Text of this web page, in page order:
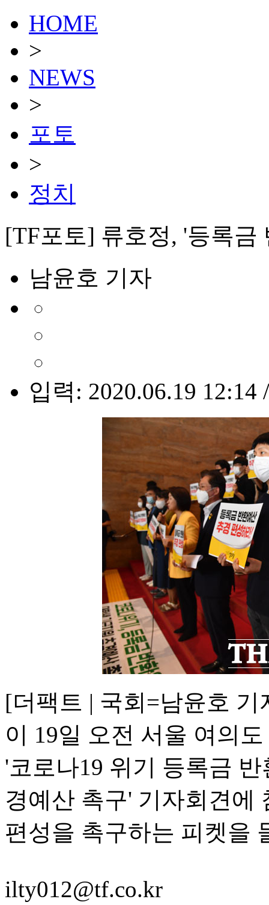
HOME
>
NEWS
>
포토
>
정치
[TF포토] 류호정, '등록금
남윤호 기자
입력: 2020.06.19 12:14
[더팩트 | 국회=남윤호
이 19일 오전 서울 여의
'코로나19 위기 등록금
경예산 촉구' 기자회견에
편성을 촉구하는 피켓을
ilty012@tf.co.kr